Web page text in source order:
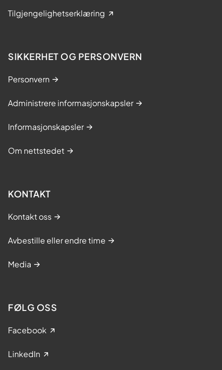
Tilgjengelighetserklæring
SIKKERHET OG PERSONVERN
Personvern
Administrere informasjonskapsler
Informasjonskapsler
Om nettstedet
KONTAKT
Kontakt oss
Avbestille eller endre time
Media
FØLG OSS
Facebook
LinkedIn